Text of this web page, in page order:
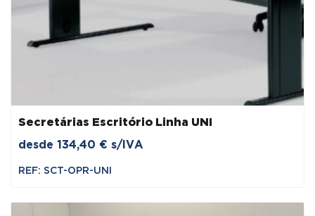
Secretárias Escritório Linha UNI
desde 134,40 € s/IVA
REF: SCT-OPR-UNI